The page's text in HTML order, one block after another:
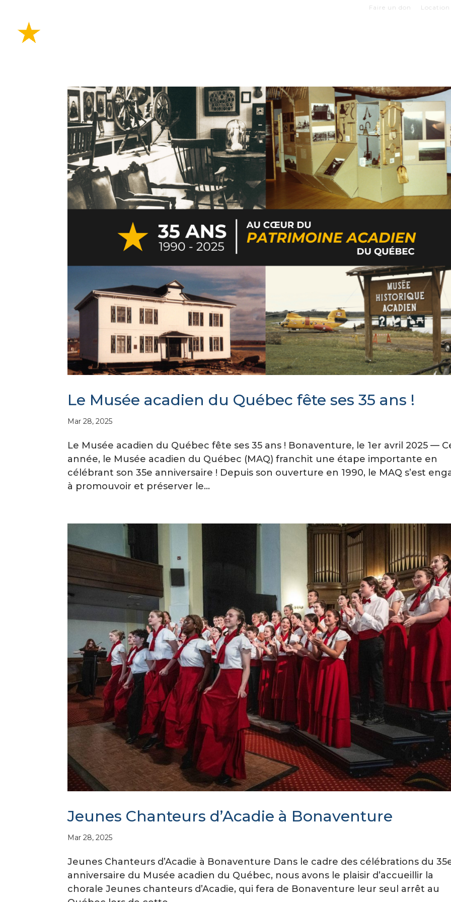
Faire un don Location
Le Musée acadien du Québec fête ses 35 ans !
Mar 28, 2025
Le Musée acadien du Québec fête ses 35 ans ! Bonaventure, le 1er avril 2025 —
année, le Musée acadien du Québec (MAQ) franchit une étape importante en
célébrant son 35e anniversaire ! Depuis son ouverture en 1990, le MAQ s’est
à promouvoir et préserver le...
Jeunes Chanteurs d’Acadie à Bonaventure
Mar 28, 2025
Jeunes Chanteurs d’Acadie à Bonaventure Dans le cadre des célébrations du
anniversaire du Musée acadien du Québec, nous avons le plaisir d’accueillir la
chorale Jeunes chanteurs d’Acadie, qui fera de Bonaventure leur seul arrêt au